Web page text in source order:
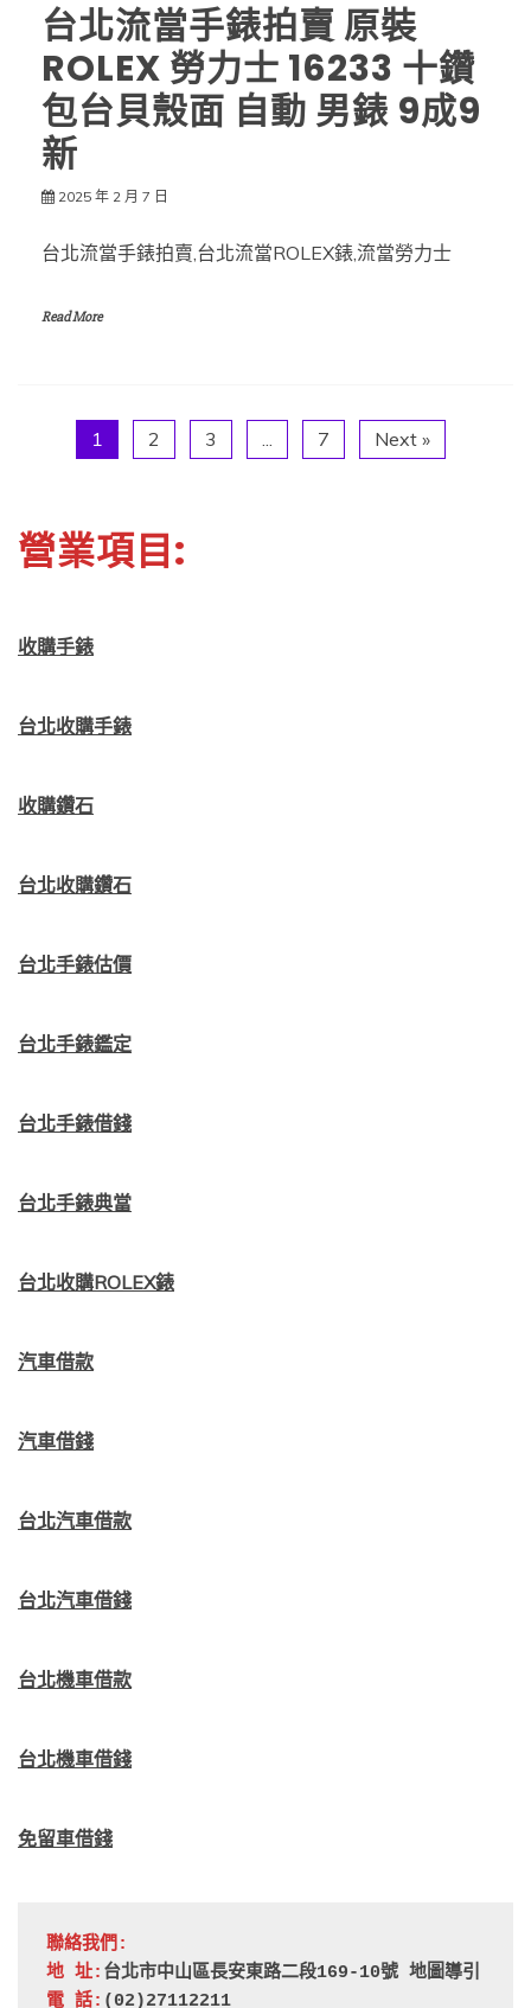
台北流當手錶拍賣 原裝
ROLEX 勞力士 16233 十鑽
包台貝殼面 自動 男錶 9成9
新
2025 年 2 月 7 日
台北流當手錶拍賣,台北流當ROLEX錶,流當勞力士
Read More
1 2 3 ... 7 Next »
營業項目:
收購手錶
台北收購手錶
收購鑽石
台北收購鑽石
台北手錶估價
台北手錶鑑定
台北手錶借錢
台北手錶典當
台北收購ROLEX錶
汽車借款
汽車借錢
台北汽車借款
台北汽車借錢
台北機車借款
台北機車借錢
免留車借錢
聯絡我們:
地 址: 台北市中山區長安東路二段169-10號 地圖導引
電 話: (02)27112211